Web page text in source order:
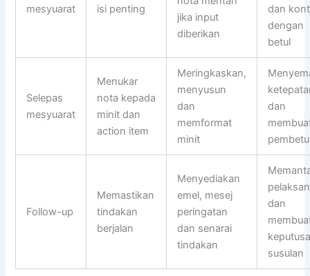
mesyuarat
isi penting
jika input
diberikan
dan
dengan
betul
Selepas
mesyuarat
Menukar
nota kepada
minit dan
action item
Meringkaskan,
menyusun
dan
memformat
minit
dan
Follow-up
Memastikan
tindakan
berjalan
Menyediakan
emel, mesej
peringatan
dan senarai
tindakan
dan
susulan